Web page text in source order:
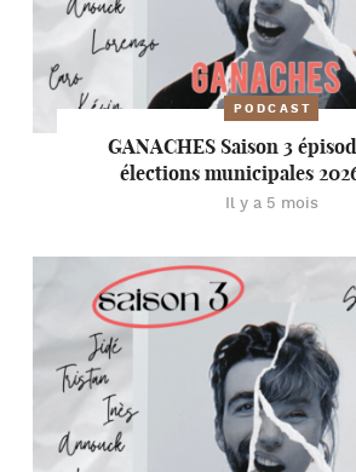
PODCAST
GANACHES Saison 3
élections municipales
Il y a 5 mois